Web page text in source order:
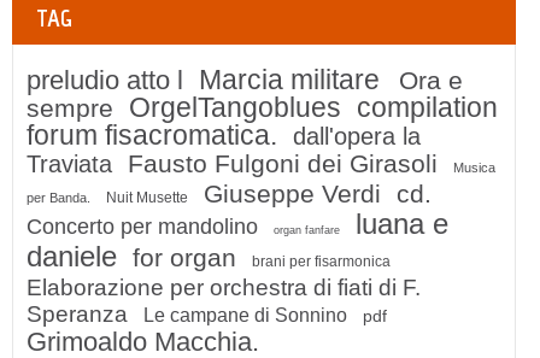
TAG
preludio atto l Marcia militare
Ora e
sempre
OrgelTangoblues compilation
forum fisacromatica.
dall'opera la
Traviata
Fausto Fulgoni dei Girasoli Musica
per Banda. Nuit Musette Giuseppe Verdi cd.
Concerto per mandolino organ fanfare
luana e
daniele for organ brani per fisarmonica
Elaborazione per orchestra di fiati di F.
Speranza
Le campane di Sonnino pdf
Grimoaldo Macchia.